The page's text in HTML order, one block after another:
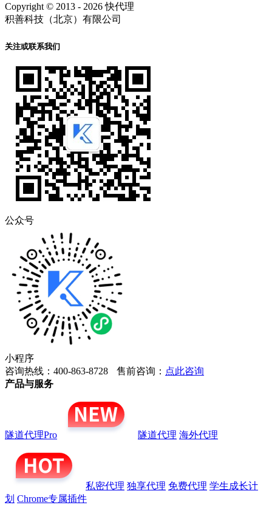
Copyright © 2013 - 2026 快代理
积善科技（北京）有限公司
关注或联系我们
公众号
小程序
咨询热线：400-863-8728
售前咨询： 点此咨询
产品与服务
隧道代理Pro 隧道代理 海外代理
私密代理 独享代理 免费代理 学生成长计
划 Chrome专属插件